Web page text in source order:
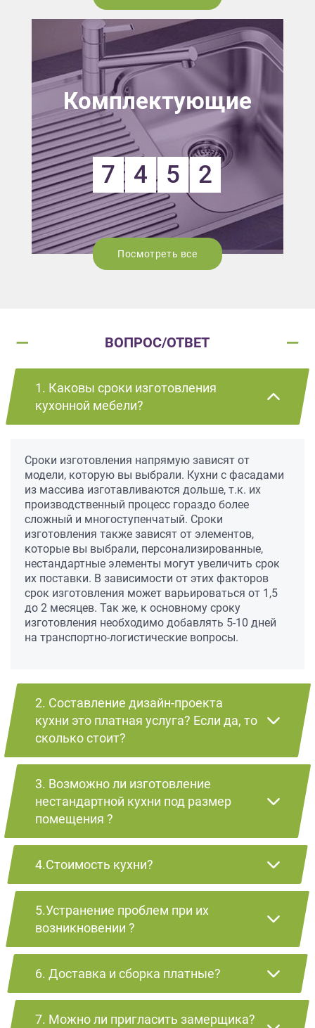
Комплектующие
7 4 5 2
Посмотреть все
ВОПРОС/ОТВЕТ
1. Каковы сроки изготовления
кухонной мебели?
Сроки изготовления напрямую зависят от
модели, которую вы выбрали. Кухни с фасадами
из массива изготавливаются дольше, т.к. их
производственный процесс гораздо более
сложный и многоступенчатый. Сроки
изготовления также зависят от элементов,
которые вы выбрали, персонализированные,
нестандартные элементы могут увеличить срок
их поставки. В зависимости от этих факторов
срок изготовления может варьироваться от 1,5
до 2 месяцев. Так же, к основному сроку
изготовления необходимо добавлять 5-10 дней
на транспортно-логистические вопросы.
2. Составление дизайн-проекта
кухни это платная услуга? Если да, то
сколько стоит?
3. Возможно ли изготовление
нестандартной кухни под размер
помещения ?
4.Стоимость кухни?
5.Устранение проблем при их
возникновении ?
6. Доставка и сборка платные?
7. Можно ли пригласить замерщика?